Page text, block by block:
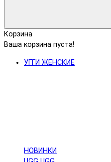
Корзина
Ваша корзина пуста!
УГГИ ЖЕНСКИЕ
НОВИНКИ